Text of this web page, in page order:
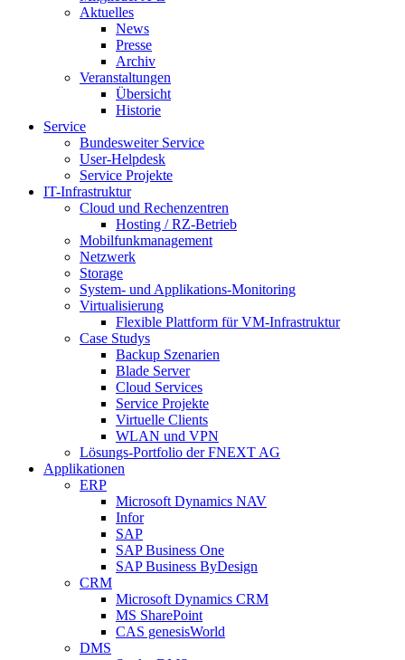
Aktuelles
News
Presse
Archiv
Veranstaltungen
Übersicht
Historie
Service
Bundesweiter Service
User-Helpdesk
Service Projekte
IT-Infrastruktur
Cloud und Rechenzentren
Hosting / RZ-Betrieb
Mobilfunkmanagement
Netzwerk
Storage
System- und Applikations-Monitoring
Virtualisierung
Flexible Plattform für VM-Infrastruktur
Case Studys
Backup Szenarien
Blade Server
Cloud Services
Service Projekte
Virtuelle Clients
WLAN und VPN
Lösungs-Portfolio der FNEXT AG
Applikationen
ERP
Microsoft Dynamics NAV
Infor
SAP
SAP Business One
SAP Business ByDesign
CRM
Microsoft Dynamics CRM
MS SharePoint
CAS genesisWorld
DMS